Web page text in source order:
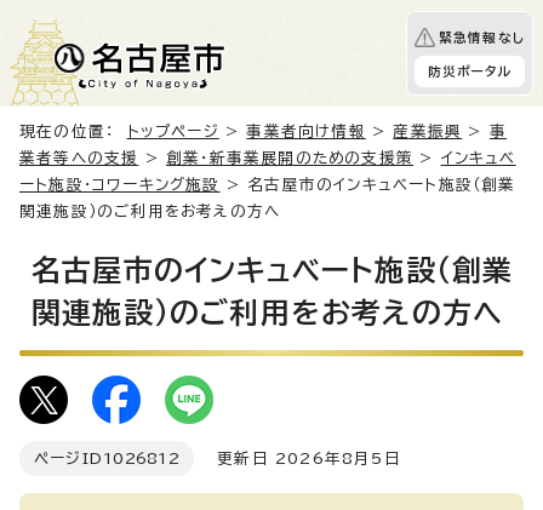
緊急情報なし
防災ポータル
現在の位置： トップページ >事業者向け情報 > 産業振興 > 事
業者等への支援
>創業・新事業展開のための支援策 > インキュベ
ート施設・コワーキング施設
> 名古屋市のインキュベート施設（創業
関連施設）のご利用をお考えの方へ
名古屋市のインキュベート施設（創業
関連施設）のご利用をお考えの方へ
ページID 1026812 更新日 2026年8月5日